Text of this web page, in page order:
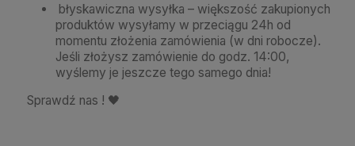
błyskawiczna wysyłka – większość zakupionych
produktów wysyłamy w przeciągu 24h od
momentu złożenia zamówienia (w dni robocze).
Jeśli złożysz zamówienie do godz. 14:00,
wyślemy je jeszcze tego samego dnia!
Sprawdź nas ! 🖤